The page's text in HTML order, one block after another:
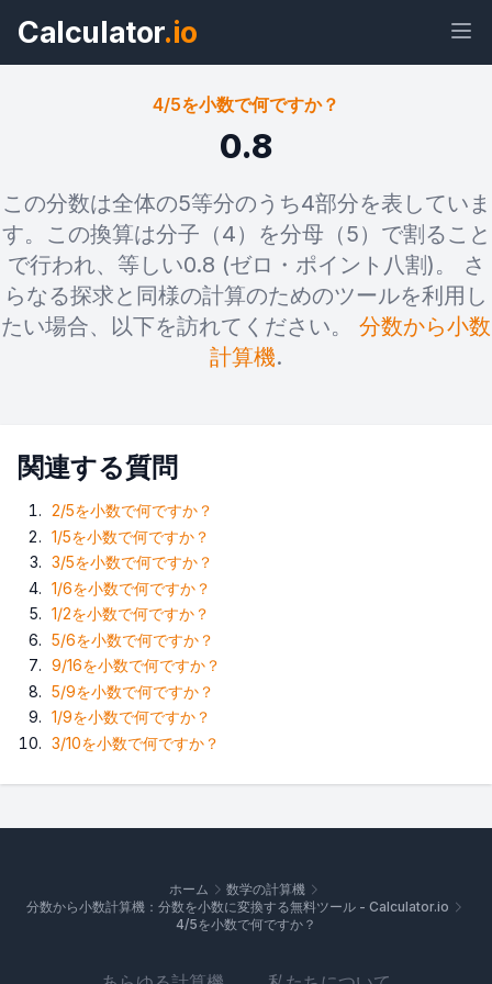
Calculator.io
ット
ク
ト
プレビュー 4/5を小数で何ですか？ ウ
ィジェット
4/5を小数で何ですか？
0.8
この分数は全体の5等分のうち4部分を表していま
す。この換算は分子（4）を分母（5）で割ること
で行われ、等しい0.8 (ゼロ・ポイント八割)。 さ
らなる探求と同様の計算のためのツールを利用し
たい場合、以下を訪れてください。 分数から小数
計算機.
関連する質問
2/5を小数で何ですか？
1/5を小数で何ですか？
3/5を小数で何ですか？
1/6を小数で何ですか？
1/2を小数で何ですか？
5/6を小数で何ですか？
9/16を小数で何ですか？
5/9を小数で何ですか？
1/9を小数で何ですか？
3/10を小数で何ですか？
ホーム
数学の計算機
分数から小数計算機：分数を小数に変換する無料ツール - Calculator.io
4/5を小数で何ですか？